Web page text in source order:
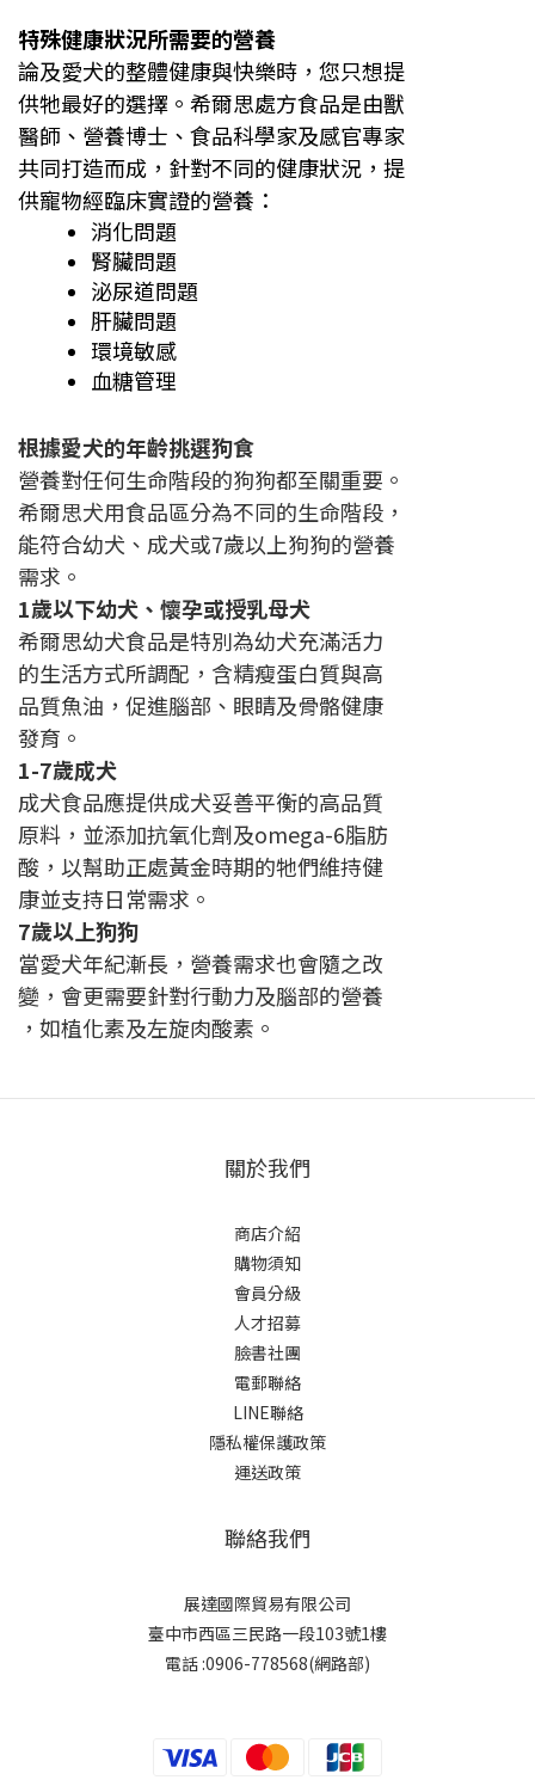
特殊健康狀況所需要的營養
論及愛犬的整體健康與快樂時，您只想提
供牠最好的選擇。希爾思處方食品是由獸
醫師、營養博士、食品科學家及感官專家
共同打造而成，針對不同的健康狀況，提
供寵物經臨床實證的營養：
消化問題
腎臟問題
泌尿道問題
肝臟問題
環境敏感
血糖管理
根據愛犬的年齡挑選狗食
營養對任何生命階段的狗狗都至關重要。
希爾思犬用食品區分為不同的生命階段，
能符合幼犬、成犬或7歲以上狗狗的營養
需求。
1歲以下幼犬、懷孕或授乳母犬
希爾思幼犬食品是特別為幼犬充滿活力
的生活方式所調配，含精瘦蛋白質與高
品質魚油，促進腦部、眼睛及骨骼健康
發育。
1-7歲成犬
成犬食品應提供成犬妥善平衡的高品質
原料，並添加抗氧化劑及omega-6脂肪
酸，以幫助正處黃金時期的牠們維持健
康並支持日常需求。
7歲以上狗狗
當愛犬年紀漸長，營養需求也會隨之改
變，會更需要針對行動力及腦部的營養
，如植化素及左旋肉酸素。
關於我們
商店介紹
購物須知
會員分級
人才招募
臉書社團
電郵聯絡
LINE聯絡
隱私權保護政策
運送政策
聯絡我們
展達國際貿易有限公司
臺中市西區三民路一段103號1樓
電話 :0906-778568(網路部)